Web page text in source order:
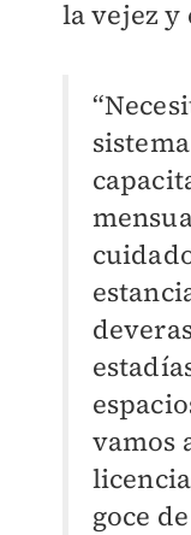
la vejez y
vamos
goce